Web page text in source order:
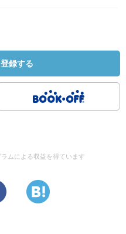
録する
ムによる収益を得ています